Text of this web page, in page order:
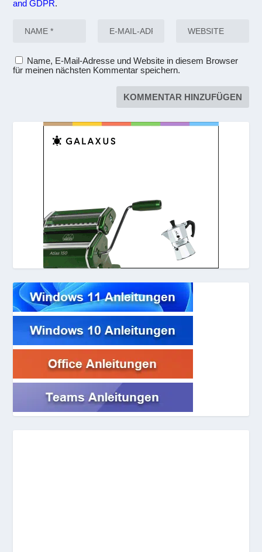
and GDPR.
Name, E-Mail-Adresse und Website in diesem Browser
für meinen nächsten Kommentar speichern.